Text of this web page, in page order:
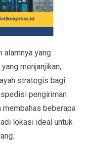
alamnya yang
menjanjikan,
strategis bagi
pengiriman
membahas beberapa
lokasi ideal untuk